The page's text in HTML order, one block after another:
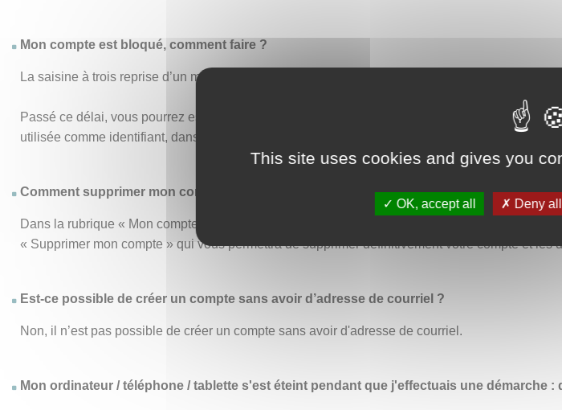
This site uses cookies and gives you
OK, accept all Deny
Mon compte est bloqué, comment faire ?
La saisine à trois reprise d’un mot de passe ou d’un identifiant erroné bloque
Passé ce délai, vous pourrez essayer de vous connecter de nouveau ou demander la
utilisée comme identifiant, dans vos anciens accusés de réception par exemple, afin de vous
Comment supprimer mon compte ?
Dans la rubrique « Mon compte », le menu « Mon compte » vous permet de modifier toutes
« Supprimer mon compte » qui vous permettra de supprimer définitivement votre compte et les
Est-ce possible de créer un compte sans avoir d’adresse de courriel ?
Non, il n’est pas possible de créer un compte sans avoir d'adresse de courriel.
Mon ordinateur / téléphone / tablette s'est éteint pendant que j'effectuais une démarche :